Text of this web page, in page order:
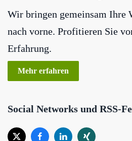
Wir bringen gemeinsam Ihre
nach vorne. Profitieren Sie
Erfahrung.
Mehr erfahren
Social Networks und RSS-